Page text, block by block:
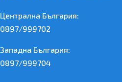
Централна България:
0897/999702
Западна България:
0897/999704